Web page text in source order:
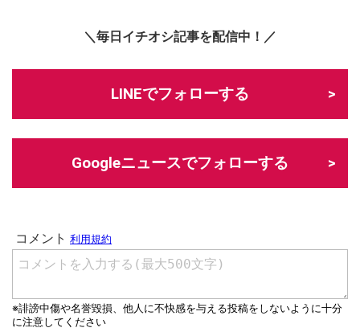
＼毎日イチオシ記事を配信中！／
LINEでフォローする
Googleニュースでフォローする